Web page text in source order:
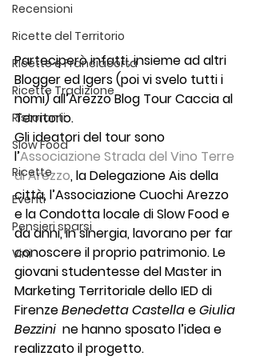
Recensioni
Ricette del Territorio
Ricette e Franciacorta
Ricette Tradizione
Ristoranti
Slow Food
Ricette
Eventi
Pensieri sparsi
Vini
Parteciperò infatti, insieme ad altri
Blogger ed Igers (poi vi svelo tutti i
nomi) all’Arezzo Blog Tour Caccia al
Territorio.
Gli ideatori del tour sono
l’Associazione Strada del Vino Terre
di Arezzo, la Delegazione Ais della
città, l’Associazione Cuochi Arezzo
e la Condotta locale di Slow Food e
da anni, in sinergia, lavorano per far
conoscere il proprio patrimonio. Le
giovani studentesse del Master in
Marketing Territoriale dello IED di
Firenze Benedetta Castellae Giulia
Bezzini nehanno sposato l’idea e
realizzato il progetto.